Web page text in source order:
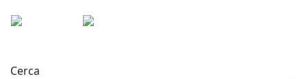
Cerca